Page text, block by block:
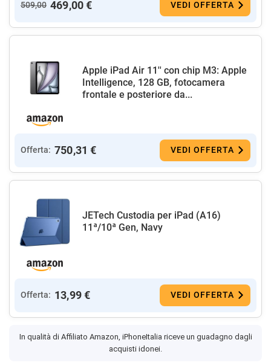
509,00 469,00 € VEDI OFFERTA
Apple iPad Air 11'' con chip M3: Apple
Intelligence, 128 GB, fotocamera
frontale e posteriore da...
Offerta: 750,31 € VEDI OFFERTA
JETech Custodia per iPad (A16)
11ª/10ª Gen, Navy
Offerta: 13,99 € VEDI OFFERTA
In qualità di Affiliato Amazon, iPhoneItalia riceve un guadagno dagli
acquisti idonei.